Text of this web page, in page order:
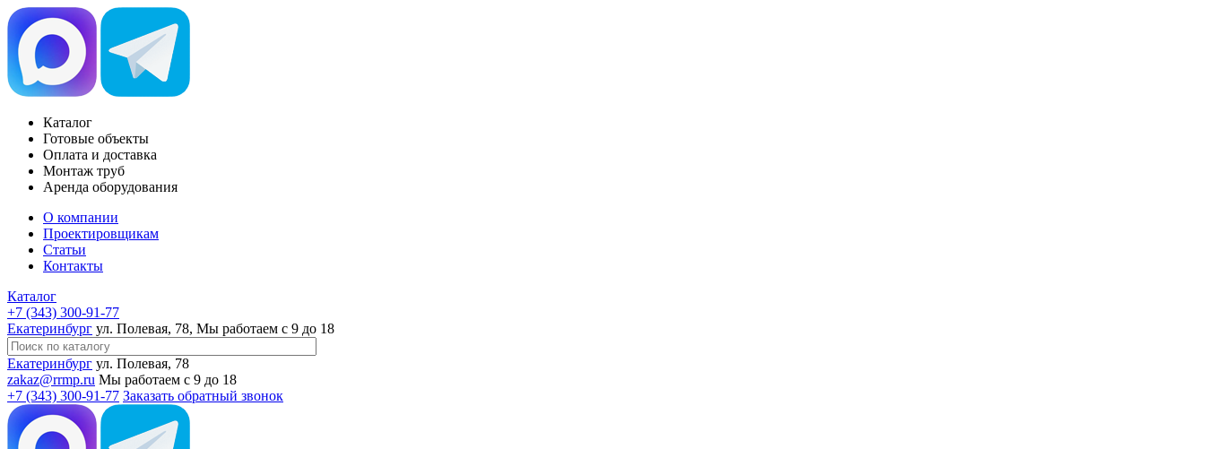
Каталог
Готовые объекты
Оплата и доставка
Монтаж труб
Аренда оборудования
О компании
Проектировщикам
Статьи
Контакты
Каталог
+7 (343) 300-91-77
Екатеринбург ул. Полевая, 78, Мы работаем с 9 до 18
Екатеринбург ул. Полевая, 78
zakaz@rrmp.ru Мы работаем с 9 до 18
+7 (343) 300-91-77 Заказать обратный звонок